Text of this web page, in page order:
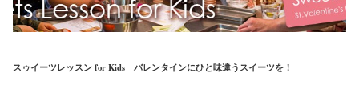
スゥイーツレッスン for Kids バレンタインにひと味違うスイーツを！